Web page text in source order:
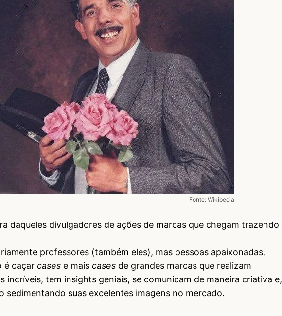
Fonte: Wikipedia
daqueles divulgadores de ações de marcas que chegam trazendo
professores (também eles), mas pessoas apaixonadas,
é caçar cases e mais cases de grandes marcas que realizam
incríveis, tem insights geniais, se comunicam de maneira criativa e,
sedimentando suas excelentes imagens no mercado.